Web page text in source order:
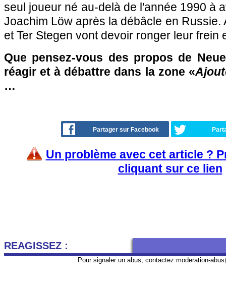
seul joueur né au-delà de l'année 1990 à
Joachim Löw après la débâcle en Russie.
et Ter Stegen vont devoir ronger leur frein
Que pensez-vous des propos de
réagir et à débattre dans la zone «
…
Partager sur Facebook
Un problème avec cet article ?
cliquant sur ce lien
REAGISSEZ :
Pour signaler un abus, contactez moderation-